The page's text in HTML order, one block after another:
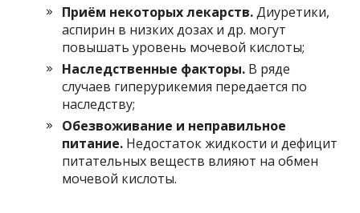
Приём некоторых лекарств.Диуретики,
аспирин в низких дозах и др. могут
повышать уровень мочевой кислоты;
Наследственные факторы. В ряде
случаев гиперурикемия передается по
наследству;
Обезвоживание и неправильное
питание. Недостаток жидкости и дефицит
питательных веществ влияют на обмен
мочевой кислоты.